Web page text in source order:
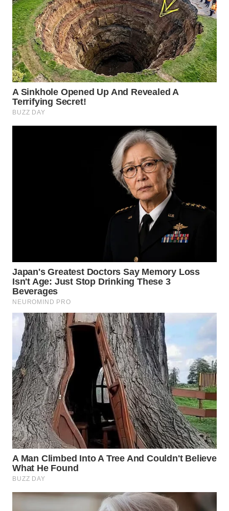
WN
INDRAMAYU
WN
KUNINGAN
WN
MAJALENGKA
WN
SEMARANG
WN
SOLO
WN
BOROBUDUR
WN
MADURA
WN
SURABAYA
WN
NATUNA